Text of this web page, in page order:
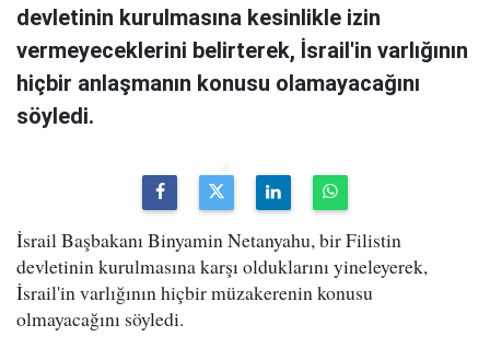
devletinin kurulmasına kesinlikle izin
vermeyeceklerini belirterek, İsrail'in varlığının
hiçbir anlaşmanın konusu olamayacağını
söyledi.
İsrail Başbakanı Binyamin Netanyahu, bir Filistin
devletinin kurulmasına karşı olduklarını yineleyerek,
İsrail'in varlığının hiçbir müzakerenin konusu
olmayacağını söyledi.